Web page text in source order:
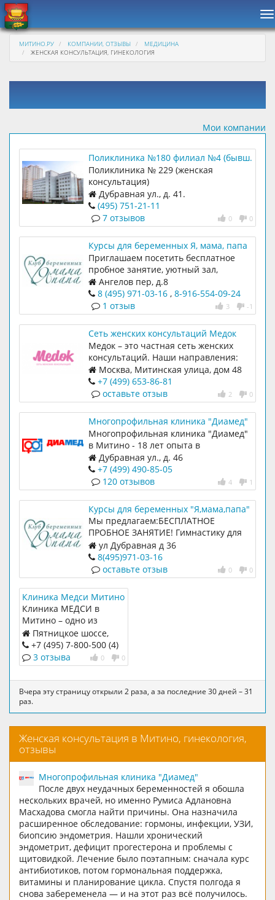
МИТИНО.РУ КОМПАНИИ, ОТЗЫВЫ
МЕДИЦИНА
ЖЕНСКАЯ КОНСУЛЬТАЦИЯ, ГИНЕКОЛОГИЯ
Мои компании
Поликлиника №180 филиал №4 (бывш.
Поликлиника № 229 (женская
консультация)
Поликлиника № 229 (женская
консультация)
Дубравная ул., д. 41.
(495) 751-21-11
0 0
7 отзывов
Курсы для беременных Я, мама, папа
Приглашаем посетить бесплатное
пробное занятие, уютный зал,
опытные специалисты,
индивидуальный подбор программы!
Сопровождение в родах. Подготовка к
партнерским родам! Гимнастика,
дыхание, лекции за чашечкой чая.
Ангелов пер, д.8
8 (495) 971-03-16 , 8-916-554-09-24
3 -1
1 отзыв
Сеть женских консультаций Медок
Медок – это частная сеть женских
консультаций. Наши направления:
гинекология, маммология,
планирование и ведение
беременности.
Москва, Митинская улица, дом 48
+7 (499) 653-86-81
2 0
оставьте отзыв
Многопрофильная клиника "Диамед"
Многопрофильная клиника "Диамед"
в Митино - 18 лет опыта в
эффективной медицине
Дубравная ул., д. 46
+7 (499) 490-85-05
4 1
120 отзывов
Курсы для беременных "Я,мама,папа"
в Митино
Мы предлагаем:БЕСПЛАТНОЕ
ПРОБНОЕ ЗАНЯТИЕ! Гимнастику для
беременных, дыхание при родах,
лекции для беременных, подготовка к
семейным родам, услуги
сопровождения в роддом, обучение
навыкам массажа во время
беременности и родов,отработку
дыхания на схватках и потугах.
Интересные лекции.Бонусы и скидки
ул Дубравная д 36
8(495)971-03-16
0 0
оставьте отзыв
Клиника Медси Митино
Клиника МЕДСИ в
Митино – одно из
первых медицинских
учреждений Компании,
расположенных в
спальных районах
Москвы.
Пятницкое шоссе,
д.37+7 (495) 7-800-500 (4)
0 0
3 отзыва
Вчера эту страницу открыли 2 раза, а за последние 30 дней – 31
раз.
Женская консультация в Митино, гинекология,
отзывы
Многопрофильная клиника "Диамед"
После двух неудачных беременностей я обошла
нескольких врачей, но именно Румиса Адлановна
Масхадова смогла найти причины. Она назначила
расширенное обследование: гормоны, инфекции, УЗИ,
биопсию эндометрия. Нашли хронический
эндометрит, дефицит прогестерона и проблемы с
щитовидкой. Лечение было поэтапным: сначала курс
антибиотиков, потом гормональная поддержка,
витамины и планирование цикла. Спустя полгода я
снова забеременела — и на этот раз всё получилось.